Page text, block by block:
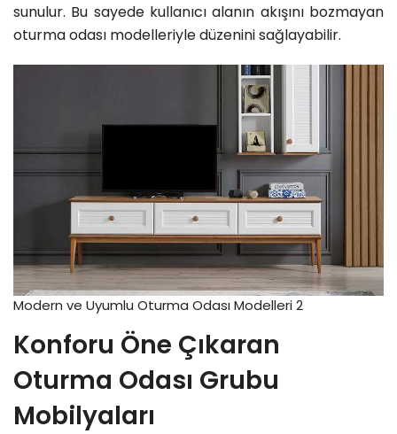
sunulur. Bu sayede kullanıcı alanın akışını bozmayan
oturma odası modelleriyle düzenini sağlayabilir.
Modern ve Uyumlu Oturma Odası Modelleri 2
Konforu Öne Çıkaran
Oturma Odası Grubu
Mobilyaları